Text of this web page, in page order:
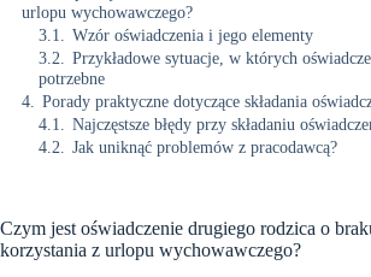
urlopu wychowawczego?
3.1.
Wzór oświadczenia i jego elementy
3.2.
Przykładowe sytuacje, w których
potrzebne
4.
Porady praktyczne dotyczące składania
4.1.
Najczęstsze błędy przy składaniu
4.2.
Jak uniknąć problemów z pracodawcą?
Czym jest oświadczenie drugiego rodzica o
korzystania z urlopu wychowawczego?